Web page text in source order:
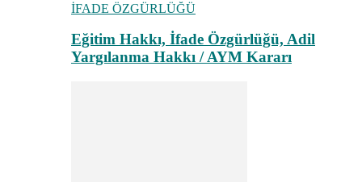
İFADE ÖZGÜRLÜĞÜ
Eğitim Hakkı, İfade Özgürlüğü, Adil
Yargılanma Hakkı / AYM Kararı